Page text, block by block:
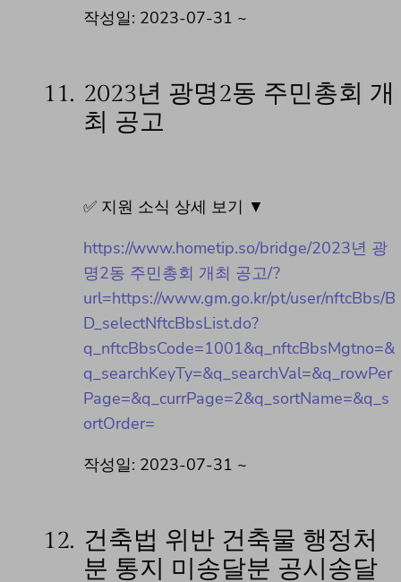
작성일: 2023-07-31 ~
11. 2023년 광명2동 주민총회 개
최 공고
✅ 지원 소식 상세 보기 ▼
https://www.hometip.so/bridge/2023년 광
명2동 주민총회 개최 공고/?
url=https://www.gm.go.kr/pt/user/nftcBbs/B
D_selectNftcBbsList.do?
q_nftcBbsCode=1001&q_nftcBbsMgtno=&
q_searchKeyTy=&q_searchVal=&q_rowPer
Page=&q_currPage=2&q_sortName=&q_s
ortOrder=
작성일: 2023-07-31 ~
12. 건축법 위반 건축물 행정처
분 통지 미송달분 공시송달